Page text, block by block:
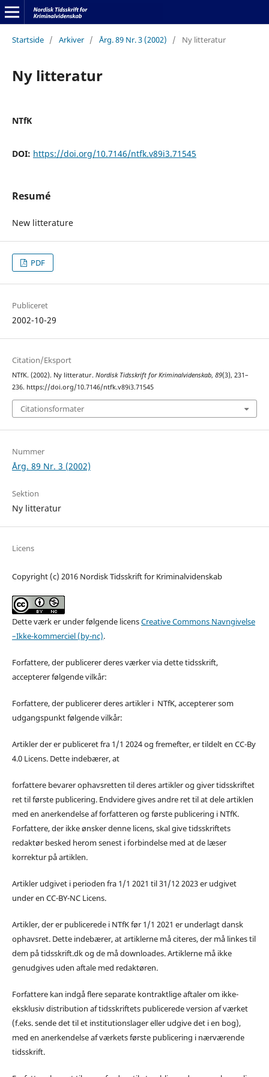
Startside / Arkiver / Årg. 89 Nr. 3 (2002) / Ny litteratur
Ny litteratur
NTfK
DOI: https://doi.org/10.7146/ntfk.v89i3.71545
Resumé
New litterature
PDF
Publiceret
2002-10-29
Citation/Eksport
NTfK. (2002). Ny litteratur. Nordisk Tidsskrift for Kriminalvidenskab, 89(3), 231–
236. https://doi.org/10.7146/ntfk.v89i3.71545
Citationsformater
Nummer
Årg. 89 Nr. 3 (2002)
Sektion
Ny litteratur
Licens
Copyright (c) 2016 Nordisk Tidsskrift for Kriminalvidenskab
Dette værk er under følgende licensCreative Commons Navngivelse
–Ikke-kommerciel (by-nc).
Forfattere, der publicerer deres værker via dette tidsskrift,
accepterer følgende vilkår:
Forfattere, der publicerer deres artikler i NTfK, accepterer som
udgangspunkt følgende vilkår:
Artikler der er publiceret fra 1/1 2024 og fremefter, er tildelt en CC-By
4.0 Licens. Dette indebærer, at
forfattere bevarer ophavsretten til deres artikler og giver tidsskriftet
ret til første publicering. Endvidere gives andre ret til at dele artiklen
med en anerkendelse af forfatteren og første publicering i NTfK.
Forfattere, der ikke ønsker denne licens, skal give tidsskriftets
redaktør besked herom senest i forbindelse med at de læser
korrektur på artiklen.
Artikler udgivet i perioden fra 1/1 2021 til 31/12 2023 er udgivet
under en CC-BY-NC Licens.
Artikler, der er publicerede i NTfK før 1/1 2021 er underlagt dansk
ophavsret. Dette indebærer, at artiklerne må citeres, der må linkes til
dem på tidsskrift.dk og de må downloades. Artiklerne må ikke
genudgives uden aftale med redaktøren.
Forfattere kan indgå flere separate kontraktlige aftaler om ikke-
eksklusiv distribution af tidsskriftets publicerede version af værket
(f.eks. sende det til et institutionslager eller udgive det i en bog),
med en anerkendelse af værkets første publicering i nærværende
tidsskrift.